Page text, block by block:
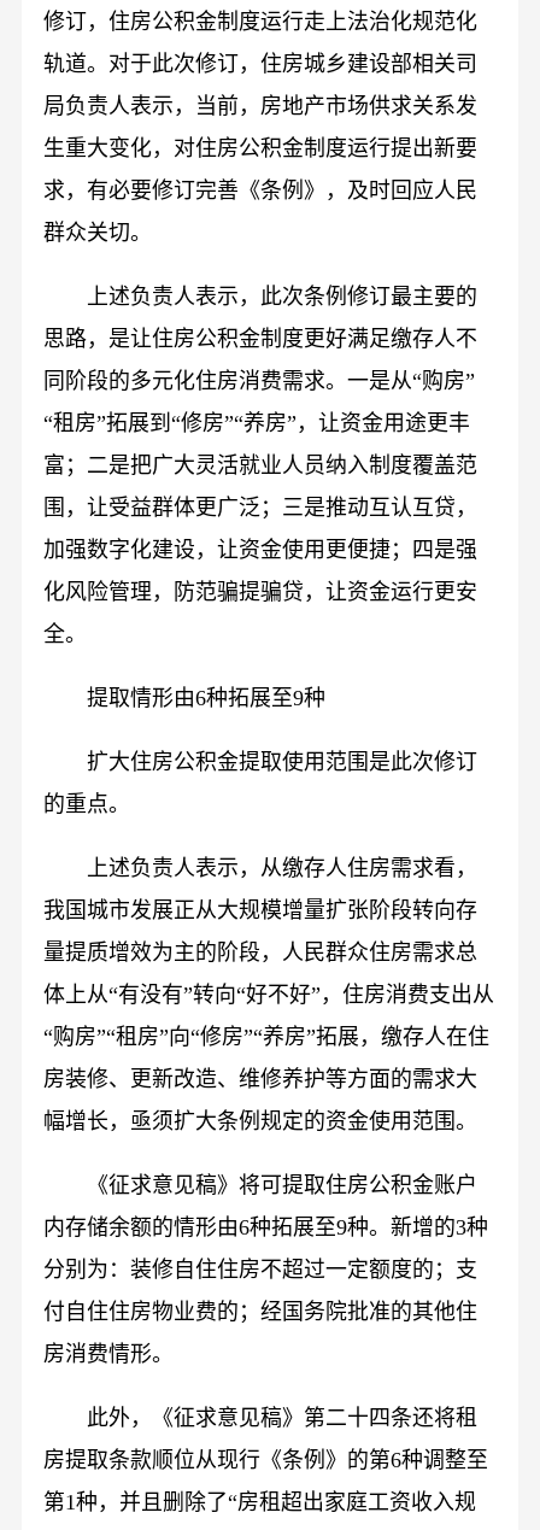
修订，住房公积金制度运行走上法治化规范化
轨道。对于此次修订，住房城乡建设部相关司
局负责人表示，当前，房地产市场供求关系发
生重大变化，对住房公积金制度运行提出新要
求，有必要修订完善《条例》，及时回应人民
群众关切。
上述负责人表示，此次条例修订最主要的
思路，是让住房公积金制度更好满足缴存人不
同阶段的多元化住房消费需求。一是从“购房”
“租房”拓展到“修房”“养房”，让资金用途更丰
富；二是把广大灵活就业人员纳入制度覆盖范
围，让受益群体更广泛；三是推动互认互贷，
加强数字化建设，让资金使用更便捷；四是强
化风险管理，防范骗提骗贷，让资金运行更安
全。
提取情形由6种拓展至9种
扩大住房公积金提取使用范围是此次修订
的重点。
上述负责人表示，从缴存人住房需求看，
我国城市发展正从大规模增量扩张阶段转向存
量提质增效为主的阶段，人民群众住房需求总
体上从“有没有”转向“好不好”，住房消费支出从
“购房”“租房”向“修房”“养房”拓展，缴存人在住
房装修、更新改造、维修养护等方面的需求大
幅增长，亟须扩大条例规定的资金使用范围。
《征求意见稿》将可提取住房公积金账户
内存储余额的情形由6种拓展至9种。新增的3种
分别为：装修自住住房不超过一定额度的；支
付自住住房物业费的；经国务院批准的其他住
房消费情形。
此外，《征求意见稿》第二十四条还将租
房提取条款顺位从现行《条例》的第6种调整至
第1种，并且删除了“房租超出家庭工资收入规